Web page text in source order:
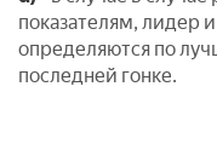
показателям, лидер
определяются по
последней гонке.